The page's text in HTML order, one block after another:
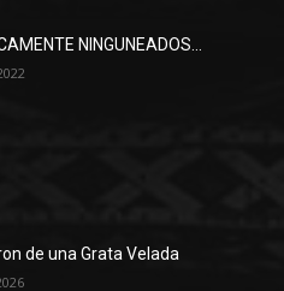
NINGUNEADOS…
de una Grata Velada